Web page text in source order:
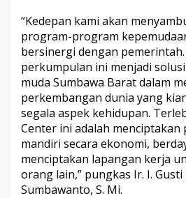
“Kedepan kami akan
program-program
bersinergi dengan
perkumpulan ini menjadi
muda Sumbawa Barat dalam
perkembangan dunia yang
segala aspek kehidupan.
Center ini adalah menciptakan
mandiri secara ekonomi,
menciptakan lapangan kerja
orang lain,” pungkas Ir. I. Gusti
Sumbawanto, S. Mi.